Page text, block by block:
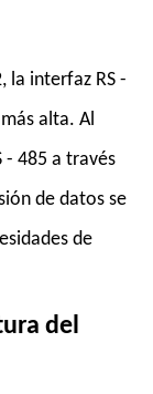
la interfaz RS -
alta. Al
- 485 a través
de datos se
de
del